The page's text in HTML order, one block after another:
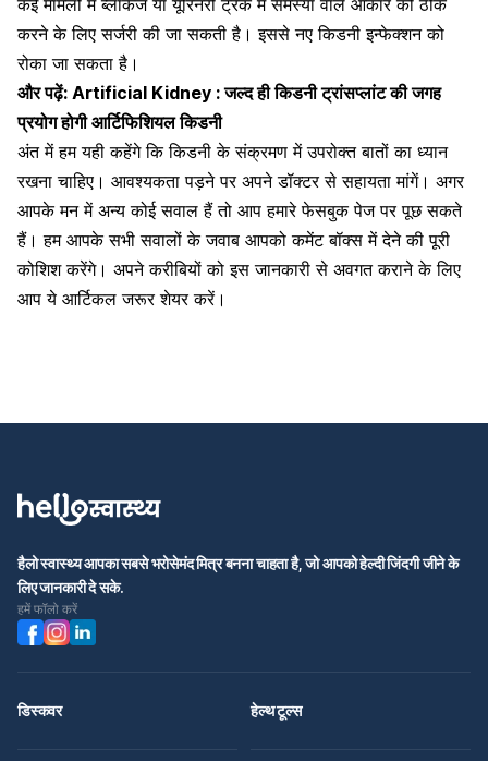
करने के लिए सर्जरी की जा सकती है। इससे नए किडनी इन्फेक्शन को
रोका जा सकता है।
और पढ़ें: Artificial Kidney : जल्द ही किडनी ट्रांसप्लांट की जगह
प्रयोग होगी आर्टिफिशियल किडनी
अंत में हम यही कहेंगे कि किडनी के संक्रमण में उपरोक्त बातों का ध्यान
रखना चाहिए। आवश्यकता पड़ने पर अपने डॉक्टर से सहायता मांगें। अगर
आपके मन में अन्य कोई सवाल हैं तो आप हमारे फेसबुक पेज पर पूछ सकते
हैं। हम आपके सभी सवालों के जवाब आपको कमेंट बॉक्स में देने की पूरी
कोशिश करेंगे। अपने करीबियों को इस जानकारी से अवगत कराने के लिए
आप ये आर्टिकल जरूर शेयर करें।
हैलो स्वास्थ्य आपका सबसे भरोसेमंद मित्र बनना चाहता है, जो आपको हेल्दी जिंदगी जीने के
लिए जानकारी दे सके.
हमें फॉलो करें
डिस्कवर हेल्थ टूल्स